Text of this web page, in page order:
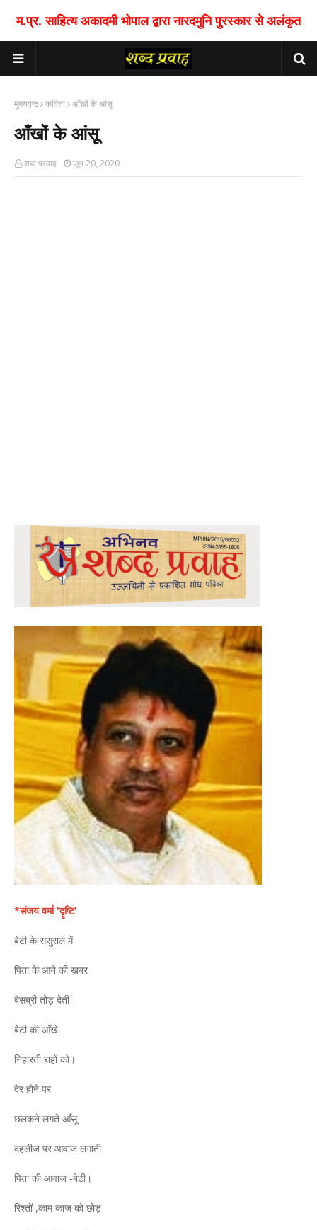
म.प्र. साहित्य अकादमी भोपाल द्वारा नारदमुनि पुरस्कार से अलंकृत
मुख्यपृष्ठ कविता आँखों के आंसू
आँखों के आंसू
शब्द प्रवाह जून 20, 2020
*संजय वर्मा 'दॄष्टि'
बेटी के ससुराल में
पिता के आने की खबर
बेसब्री तोड़ देती
बेटी की आँखे
निहारती राहों को।
देर होने पर
छलकने लगते आँसू
दहलीज पर आवाज लगाती
पिता की आवाज -बेटी।
रिश्तों ,काम काज को छोड़